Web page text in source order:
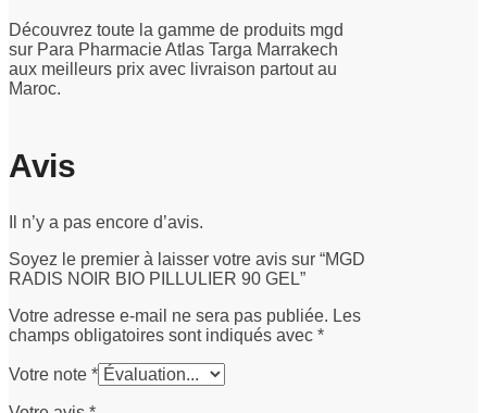
Découvrez toute la gamme de produits mgd
sur Para Pharmacie Atlas Targa Marrakech
aux meilleurs prix avec livraison partout au
Maroc.
Avis
Il n’y a pas encore d’avis.
Soyez le premier à laisser votre avis sur “MGD
RADIS NOIR BIO PILLULIER 90 GEL”
Votre adresse e-mail ne sera pas publiée. Les
champs obligatoires sont indiqués avec *
Votre note *